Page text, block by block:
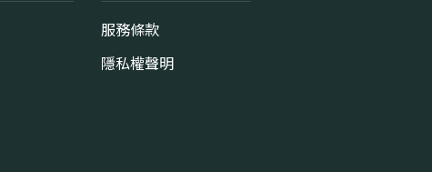
服務條款
隱私權聲明